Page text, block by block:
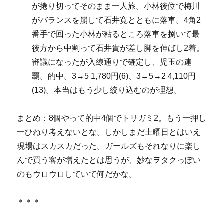
が捲り切ってそのまま一人旅。小林後位で梅川
がバランスを崩して石井寛とともに落車。4角2
番手で回った小林が粘るところ落車を捌いて最
後方から中割って石井貴が差し脚を伸ばし2着。
審議になったが入線通りで確定し、児玉の連
覇。的中。3→5 1,780円(6)、3→5→2 4,110円
(13)。本当はもう少し絞り込むのが理想。
まとめ：8個やって的中4個でトリガミ2。もう一押し
一ひねり考えないとな。しかしまだ土曜日とはいえ
現場はスカスカだった。ガールズもそれなりに楽し
んで買う客が増えたとは思うが、妙なヲタクっぽい
のもウロウロしていて何だかな。
＊＊＊